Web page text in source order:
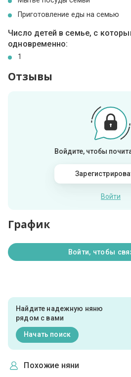
Приготовление еды на семью
Число детей в семье, с
одновременно:
1
Отзывы
Войдите, чтобы
Войти
График
Войти, чтобы
Найдите надежную няню
рядом с вами
Начать поиск
Похожие няни